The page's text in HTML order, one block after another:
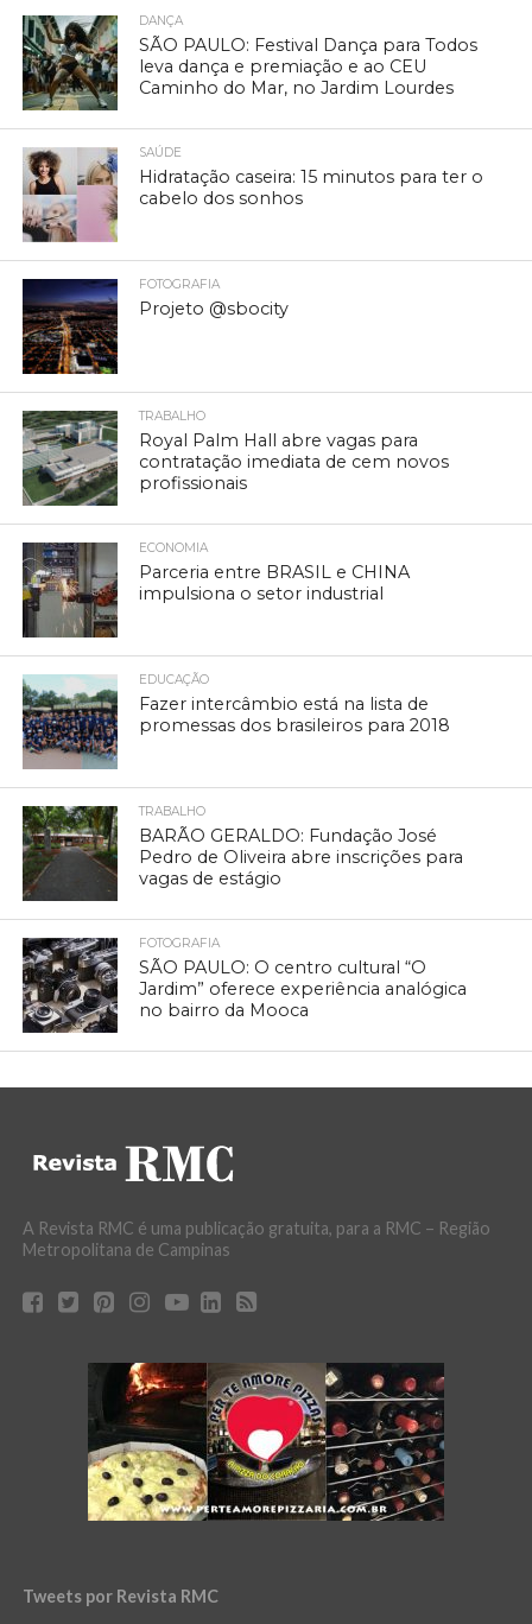
DANÇA
SÃO PAULO: Festival Dança para Todos
leva dança e premiação e ao CEU
Caminho do Mar, no Jardim Lourdes
SAÚDE
Hidratação caseira: 15 minutos para ter o
cabelo dos sonhos
FOTOGRAFIA
Projeto @sbocity
TRABALHO
Royal Palm Hall abre vagas para
contratação imediata de cem novos
profissionais
ECONOMIA
Parceria entre BRASIL e CHINA
impulsiona o setor industrial
EDUCAÇÃO
Fazer intercâmbio está na lista de
promessas dos brasileiros para 2018
TRABALHO
BARÃO GERALDO: Fundação José
Pedro de Oliveira abre inscrições para
vagas de estágio
FOTOGRAFIA
SÃO PAULO: O centro cultural “O
Jardim” oferece experiência analógica
no bairro da Mooca
A Revista RMC é uma publicação gratuita, para a RMC – Região
Metropolitana de Campinas
Tweets por Revista RMC